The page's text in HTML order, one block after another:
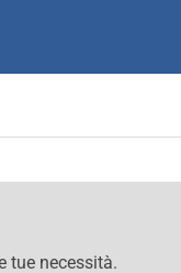
tue necessità.